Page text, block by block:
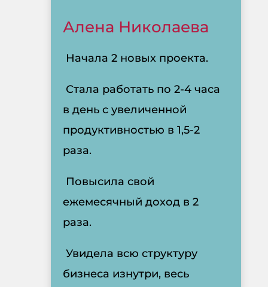
Алена Николаева
Начала 2 новых проекта.
Стала работать по 2-4 часа
в день с увеличенной
продуктивностью в 1,5-2
раза.
Повысила свой
ежемесячный доход в 2
раза.
Увидела всю структуру
бизнеса изнутри, весь